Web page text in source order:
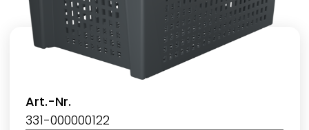
Art.-Nr.
331-000000122